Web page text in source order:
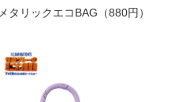
メタリックエコBAG（880円）